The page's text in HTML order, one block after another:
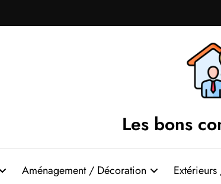
Les bons
Aménagement / Décoration